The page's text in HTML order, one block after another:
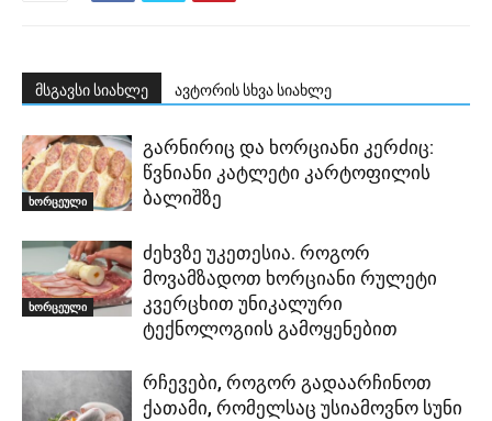
მსგავსი სიახლე ავტორის სხვა სიახლე
ხორცეული
გარნირიც და ხორციანი კერძიც:
წვნიანი კატლეტი კარტოფილის
ბალიშზე
ხორცეული
ძეხვზე უკეთესია. როგორ
მოვამზადოთ ხორციანი რულეტი
კვერცხით უნიკალური
ტექნოლოგიის გამოყენებით
რჩევები, როგორ გადაარჩინოთ
ქათამი, რომელსაც უსიამოვნო სუნი